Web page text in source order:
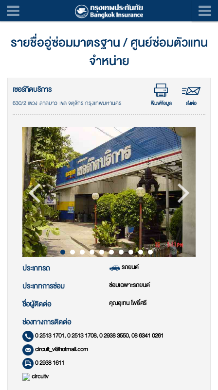
รายชื่ออู่ซ่อมมาตรฐาน / ศูนย์ซ่อมตัวแทน
จำหน่าย
เซอร์กิตบริการ
630/2 แขวง ลาดยาว เขต จตุจักร กรุงเทพมหานคร พิมพ์ข้อมูล ส่งต่อ
ประเภทรถ รถยนต์
ประเภทการซ่อม ซ่อมเฉพาะรถยนต์
ชื่อผู้ติดต่อ คุณอุเทน โพธิ์ศรี
ช่องทางการติดต่อ
0 2513 1701, 0 2513 1708, 0 2938 3550, 08 6341 0261
circuit_v@hotmail.com
0 2938 1611
circuitv